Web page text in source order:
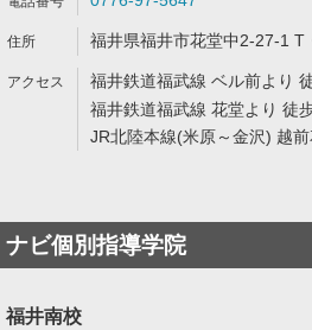
福井県福井市花堂中2-27-1 T
福井鉄道福武線 ベル前より
福井鉄道福武線 花堂より 徒
JR北陸本線(米原～金沢) 越
ナビ個別指導学院
福井南校